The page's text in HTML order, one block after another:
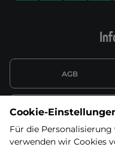
AGB
Datenschutzerklärung
Wiederufsbelehrung mit
Cookie-
Für die
verwenden wir Cookies